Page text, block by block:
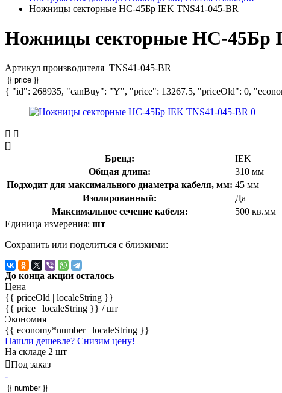
Ножницы секторные НС-45Бр IEK TNS41-045-BR
Ножницы секторные НС-45Бр
Артикул производителя TNS41-045-BR
{ "id": 268935, "canBuy": "Y", "price": 13267.5, "priceOld": 0,
[]
Бренд:
IEK
Общая длина:
310 мм
Подходит для максимального диаметра кабеля, мм: 45 мм
Изолированный:
Да
Максимальное сечение кабеля:
500 кв.мм
Единица измерения: шт
Сохранить или поделиться с близкими:
До конца акции осталось
Цена
{{ priceOld | localeString }}
{{ price | localeString }} / шт
Экономия
{{ economy*number | localeString }}
Нашли дешевле? Снизим цену!
На складе 2 шт
Под заказ
-